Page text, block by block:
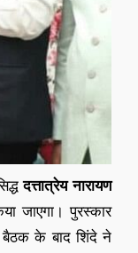
दत्तात्रेय नारायण
जाएगा। पुरस्कार
बैठक के बाद शिंदे ने